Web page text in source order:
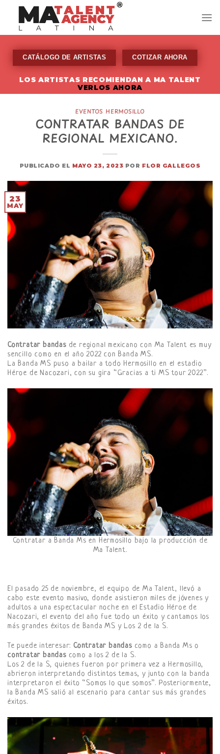
content
CATÁLOGO DE ARTISTAS COTIZAR AHORA
LOS ARTISTAS RECOMIENDAN A MA TALENT
VERLOS AHORA
EVENTOS HERMOSILLO
CONTRATAR BANDAS DE
REGIONAL MEXICANO.
PUBLICADO EL MAYO 23, 2023 POR FLOR GALLEGOS
23
MAY
Contratar bandasde regional mexicano con Ma Talent es muy
sencillo como en el año 2022 con Banda MS.
La Banda MS puso a bailar a todo Hermosillo en el estadio
Héroe de Nacozari, con su gira “Gracias a ti MS tour 2022”.
Contratar a Banda Ms en Hermosillo bajo la producción de
Ma Talent.
El pasado 25 de noviembre, el equipo de Ma Talent, llevó a
cabo este evento masivo, donde asistieron miles de jóvenes y
adultos a una espectacular noche en el Estadio Héroe de
Nacozari, el evento del año fue todo un éxito y cantamos los
más grandes éxitos de Banda MS y Los 2 de la S.
Te puede interesar: Contratar bandascomo a Banda Ms o
contratar bandascomo a los 2 de la S.
Los 2 de la S, quienes fueron por primera vez a Hermosillo,
abrieron interpretando distintos temas, y junto con la banda
interpretaron el éxito “Somos lo que somos”. Posteriormente,
la Banda MS salió al escenario para cantar sus más grandes
éxitos.